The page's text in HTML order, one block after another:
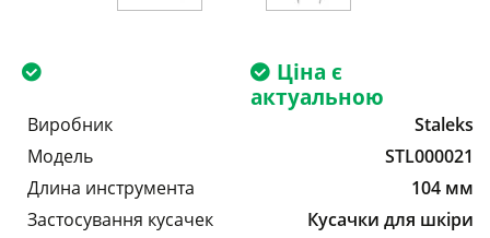
Ціна є
актуальною
Виробник
Staleks
Модель
STL000021
Длина инструмента
104 мм
Застосування кусачек
Кусачки для шкіри